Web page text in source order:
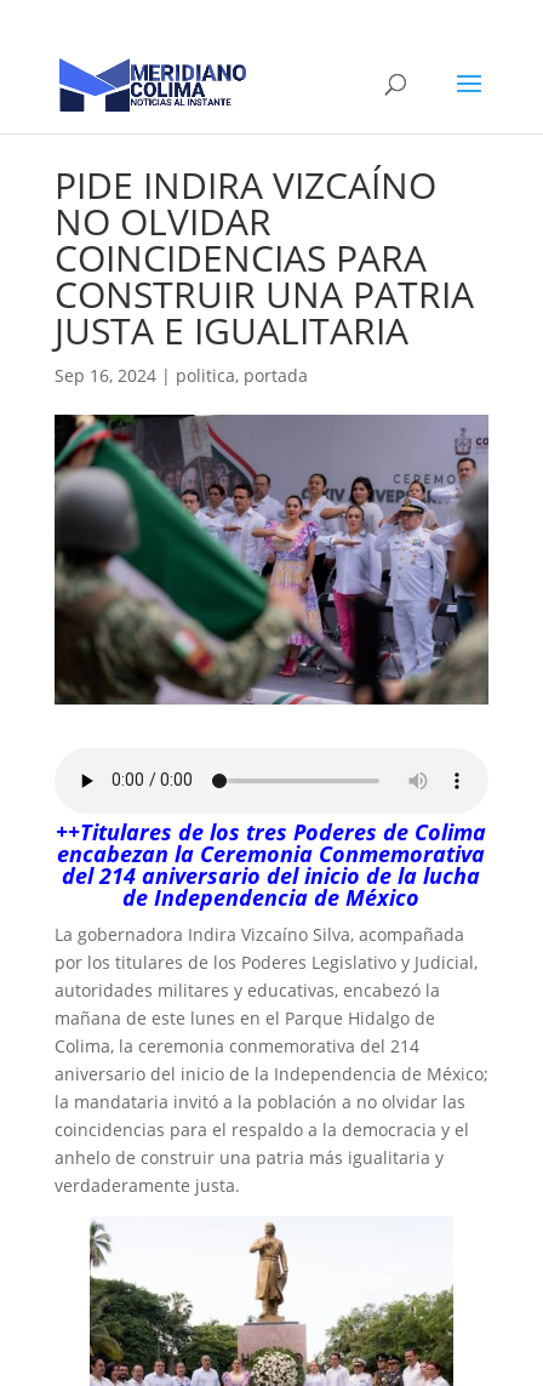
PIDE INDIRA VIZCAÍNO
NO OLVIDAR
COINCIDENCIAS PARA
CONSTRUIR UNA PATRIA
JUSTA E IGUALITARIA
Sep 16, 2024| politica, portada
++Titulares de los tres Poderes de Colima
encabezan la Ceremonia Conmemorativa
del 214 aniversario del inicio de la lucha
de Independencia de México
La gobernadora Indira Vizcaíno Silva, acompañada
por los titulares de los Poderes Legislativo y Judicial,
autoridades militares y educativas, encabezó la
mañana de este lunes en el Parque Hidalgo de
Colima, la ceremonia conmemorativa del 214
aniversario del inicio de la Independencia de México;
la mandataria invitó a la población a no olvidar las
coincidencias para el respaldo a la democracia y el
anhelo de construir una patria más igualitaria y
verdaderamente justa.